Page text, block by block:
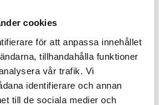
cookies
för att anpassa innehållet
tillhandahålla funktioner
vår trafik. Vi
identifierare och annan
till de sociala medier och
x 2cm, blå / röd